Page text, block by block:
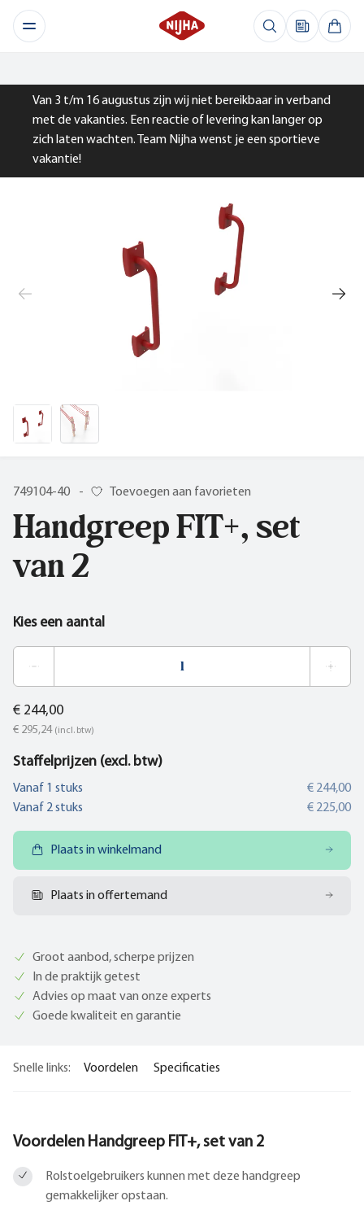
Van 3 t/m 16 augustus zijn wij niet bereikbaar in verband
met de vakanties. Een reactie of levering kan langer op
zich laten wachten. Team Nijha wenst je een sportieve
vakantie!
749104-40 - Toevoegen aan favorieten
Handgreep FIT+, set
van 2
Kies een aantal
€ 244,00
€ 295,24 (incl. btw)
Staffelprijzen (excl. btw)
Vanaf 1 stuks
€ 244,00
Vanaf 2stuks € 225,00
Plaats in winkelmand
Plaats in offertemand
Groot aanbod, scherpe prijzen
In de praktijk getest
Advies op maat van onze experts
Goede kwaliteit en garantie
Snelle links: Voordelen Specificaties
Voordelen Handgreep FIT+, set van 2
Rolstoelgebruikers kunnen met deze handgreep
gemakkelijker opstaan.